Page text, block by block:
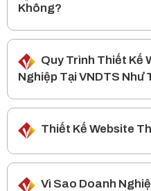
Không?
Quy Trình Thiết Kế
Nghiệp Tại VNDTS Như
Thiết Kế Website
Vì Sao Doanh